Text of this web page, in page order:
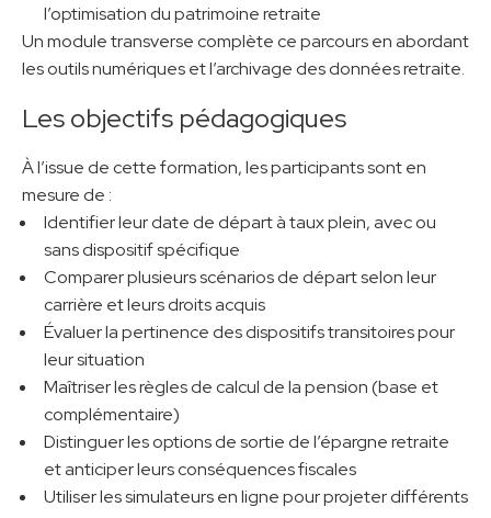
l’optimisation du patrimoine retraite
Un module transverse complète ce parcours en abordant
les outils numériques et l’archivage des données retraite.
Les objectifs pédagogiques
À l’issue de cette formation, les participants sont en
mesure de :
Identifier leur date de départ à taux plein, avec ou
sans dispositif spécifique
Comparer plusieurs scénarios de départ selon leur
carrière et leurs droits acquis
Évaluer la pertinence des dispositifs transitoires pour
leur situation
Maîtriser les règles de calcul de la pension (base et
complémentaire)
Distinguer les options de sortie de l’épargne retraite
et anticiper leurs conséquences fiscales
Utiliser les simulateurs en ligne pour projeter différents